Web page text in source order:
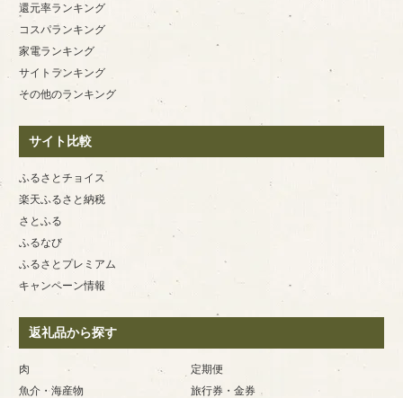
還元率ランキング
コスパランキング
家電ランキング
サイトランキング
その他のランキング
サイト比較
ふるさとチョイス
楽天ふるさと納税
さとふる
ふるなび
ふるさとプレミアム
キャンペーン情報
返礼品から探す
肉
魚介・海産物
定期便
旅行券・金券